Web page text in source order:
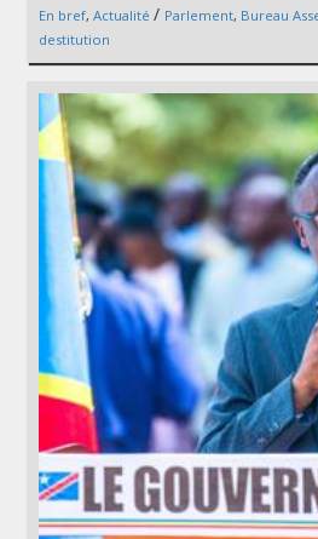
En bref, Actualité / Parlement, Bureau
destitution